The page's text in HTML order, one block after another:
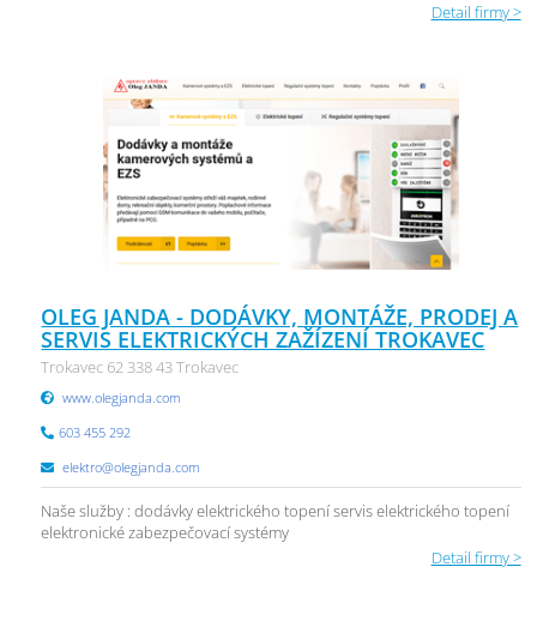
Detail firmy >
OLEG JANDA - DODÁVKY, MONTÁŽE, PRODEJ A
SERVIS ELEKTRICKÝCH ZAŽÍZENÍ TROKAVEC
Trokavec 62 338 43 Trokavec
www.olegjanda.com
603 455 292
elektro@olegjanda.com
Naše služby : dodávky elektrického topení servis elektrického topení
elektronické zabezpečovací systémy
Detail firmy >